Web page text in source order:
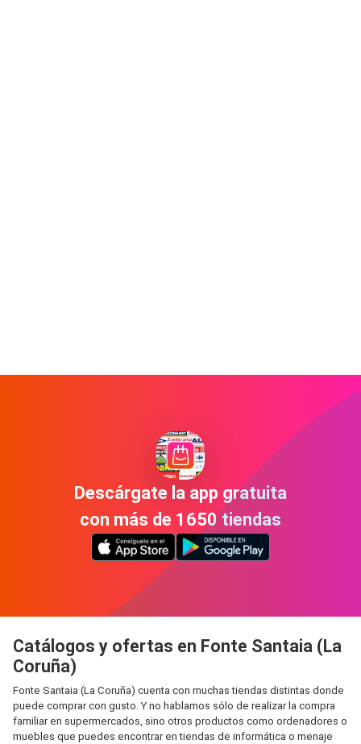
Descárgate la app gratuita
con más de 1650 tiendas
Catálogos y ofertas en Fonte Santaia (La
Coruña)
Fonte Santaia (La Coruña) cuenta con muchas tiendas distintas donde
puede comprar con gusto. Y no hablamos sólo de realizar la compra
familiar en supermercados, sino otros productos como ordenadores o
muebles que puedes encontrar en tiendas de informática o menaje